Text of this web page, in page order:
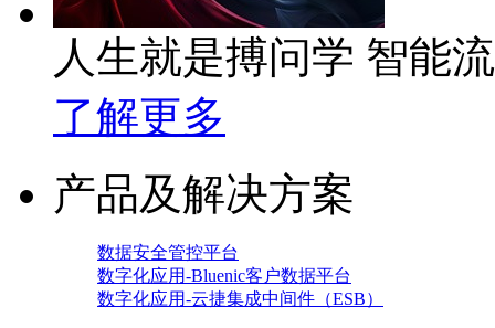
人生就是搏问学 智能
了解更多
产品及解决方案
数据安全管控平台
数字化应用-Bluenic客户数据平台
数字化应用-云捷集成中间件（ESB）